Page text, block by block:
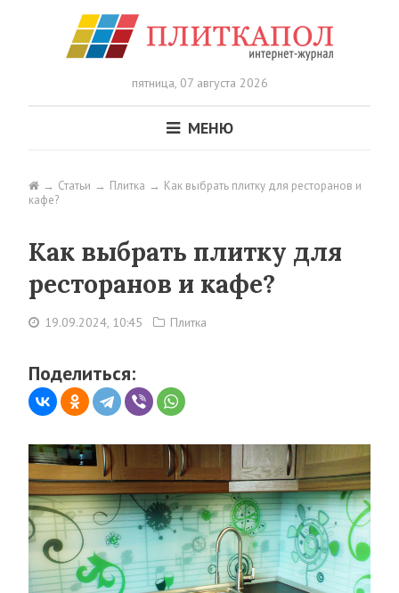
пятница,07 августа 2026
МЕНЮ
Статьи Плитка
Как выбрать плитку для ресторанов и
кафе?
Как выбрать плитку для
ресторанов и кафе?
19.09.2024, 10:45 Плитка
Поделиться: